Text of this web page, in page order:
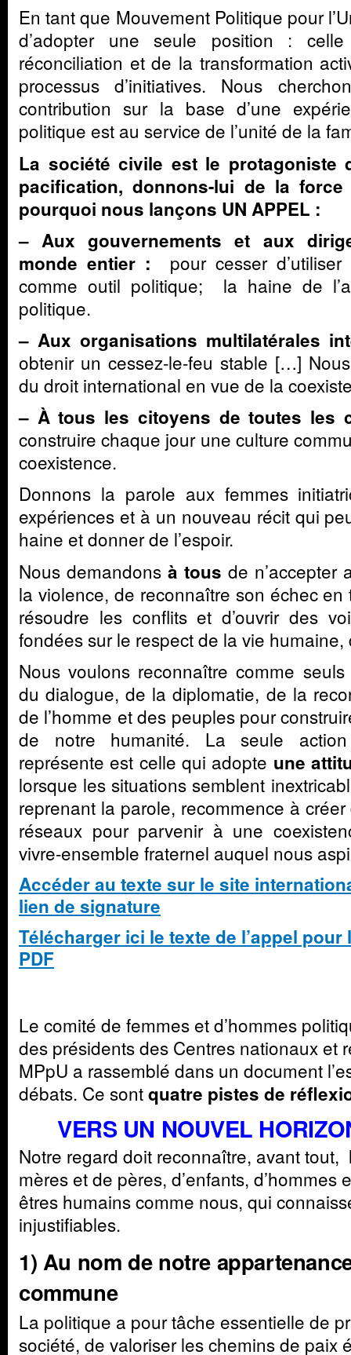
En tant que Mouvement Politique pour
d’adopter une seule position :
réconciliation et de la transformation
processus d’initiatives. Nous
contribution sur la base d’une
politique est au service de l’unité de la
La société civile est le protagoniste
pacification, donnons-lui de la
pourquoi nous lançons UN APPEL :
– Aux gouvernements et aux
monde entier : pour cesser
comme outil politique; la haine de
politique.
– Aux organisations multilatérales
obtenir un cessez-le-feu stable […]
du droit international en vue de la
– À tous les citoyens de toutes les
construire chaque jour une culture
coexistence.
Donnons la parole aux femmes
expériences et à un nouveau récit qui
haine et donner de l’espoir.
Nous demandons à tous de n’accepter
la violence, de reconnaître son échec
résoudre les conflits et d’ouvrir des
fondées sur le respect de la vie humaine,
Nous voulons reconnaître comme
du dialogue, de la diplomatie, de la
de l’homme et des peuples pour
de notre humanité. La seule
représente est celle qui adopte une
lorsque les situations semblent
reprenant la parole, recommence à
réseaux pour parvenir à une
vivre-ensemble fraternel auquel nous
Accéder au texte sur le site
lien de signature
Télécharger ici le texte de l’appel
PDF
Le comité de femmes et d’hommes
des présidents des Centres nationaux et
MPpU a rassemblé dans un document
débats. Ce sontquatre pistes de
VERS UN NOUVEL
Notre regard doit reconnaître, avant
mères et de pères, d’enfants, d’hommes
êtres humains comme nous, qui
injustifiables.
1) Au nom de notre
commune
La politique a pour tâche essentielle de
société, de valoriser les chemins de paix